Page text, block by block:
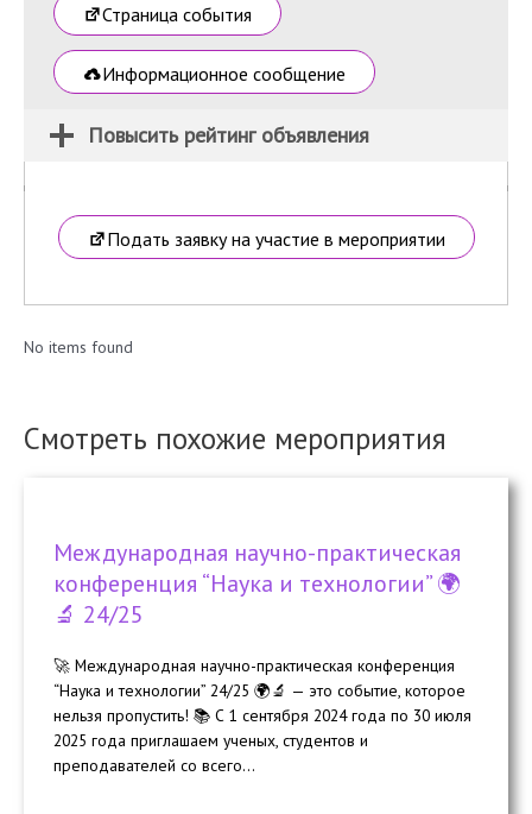
Страница события
Информационное сообщение
Повысить рейтинг объявления
Подать заявку на участие в мероприятии
No items found
Смотреть похожие мероприятия
Международная научно-практическая
конференция “Наука и технологии” 🌍
🔬 24/25
🚀 Международная научно-практическая конференция
“Наука и технологии” 24/25 🌍🔬 — это событие, которое
нельзя пропустить! 📚 С 1 сентября 2024 года по 30 июля
2025 года приглашаем ученых, студентов и
преподавателей со всего...